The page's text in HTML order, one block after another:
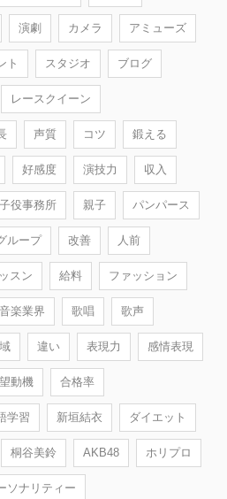
演劇 カメラ アミューズ
ト スタジオ ブログ
レースクイーン
声質 コツ 鍛える
好感度 演技力 収入
子役事務所 親子 パンパース
ループ 改善 人前
スン 給料 ファッション
音楽業界 歌唱 歌声
違い 表現力 感情表現
動機 合格率
学習 新垣結衣 ダイエット
桐谷美鈴 AKB48 ホリプロ
ソナリティー